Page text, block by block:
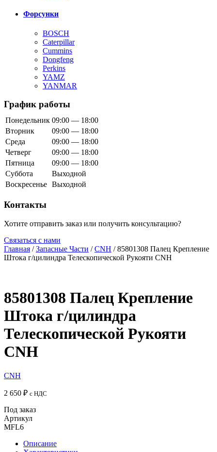
Форсунки
BOSCH
Caterpillar
Cummins
Dongfeng
Perkins
YAMZ
YANMAR
График работы
Понедельник 09:00 — 18:00
Вторник
09:00 — 18:00
Среда
09:00 — 18:00
Четверг
09:00 — 18:00
Пятница
09:00 — 18:00
Суббота
Выходной
Воскресенье Выходной
Контакты
Хотите отправить заказ или получить консультацию?
Связаться с нами
Главная /Запасные Части /CNH / 85801308 Палец Крепление
Штока г/цилиндра Телескопической Рукояти CNH
85801308 Палец Крепление
Штока г/цилиндра
Телескопической Рукояти
CNH
CNH
2 650 ₽ с НДС
Под заказ
Артикул
MFL6
Описание